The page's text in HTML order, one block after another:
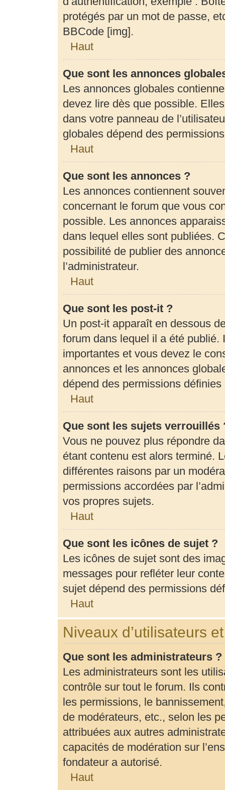
protégés par un mot de passe,
BBCode [img].
Haut
Que sont les annonces
Les annonces globales
devez lire dès que possible.
dans votre panneau de
globales dépend des
Haut
Que sont les annonces ?
Les annonces contiennent
concernant le forum que vous
possible. Les annonces
dans lequel elles sont publiées.
possibilité de publier des
l’administrateur.
Haut
Que sont les post-it ?
Un post-it apparaît en dessous
forum dans lequel il a été
importantes et vous devez le
annonces et les annonces
dépend des permissions définies
Haut
Que sont les sujets verrouillés
Vous ne pouvez plus répondre
étant contenu est alors terminé.
différentes raisons par un
permissions accordées par
vos propres sujets.
Haut
Que sont les icônes de sujet ?
Les icônes de sujet sont des
messages pour refléter leur
sujet dépend des permissions
Haut
Niveaux d’utilisateurs
Que sont les administrateurs ?
Les administrateurs sont les
contrôle sur tout le forum. Ils
les permissions, le
de modérateurs, etc., selon les
attribuées aux autres
capacités de modération sur
fondateur a autorisé.
Haut